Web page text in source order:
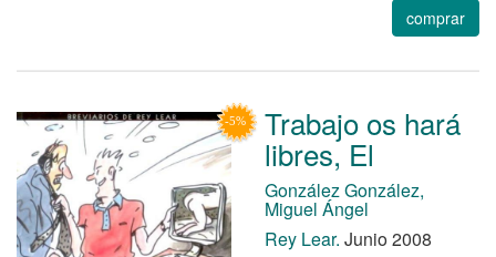
comprar
Trabajo os hará
libres, El
González González,
Miguel Ángel
Rey Lear. Junio 2008